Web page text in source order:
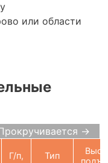
или области
→
Г/п,
Тип